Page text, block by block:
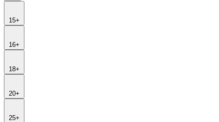
15+
16+
18+
20+
25+